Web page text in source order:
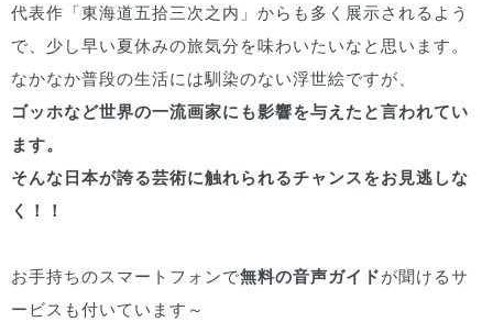
代表作「東海道五拾三次之内」からも多く展示されるよう
で、少し早い夏休みの旅気分を味わいたいなと思います。
なかなか普段の生活には馴染のない浮世絵ですが、
ゴッホなど世界の一流画家にも影響を与えたと言われてい
ます。
そんな日本が誇る芸術に触れられるチャンスをお見逃しな
く！！
お手持ちのスマートフォンで無料の音声ガイドが聞けるサ
ービスも付いています～